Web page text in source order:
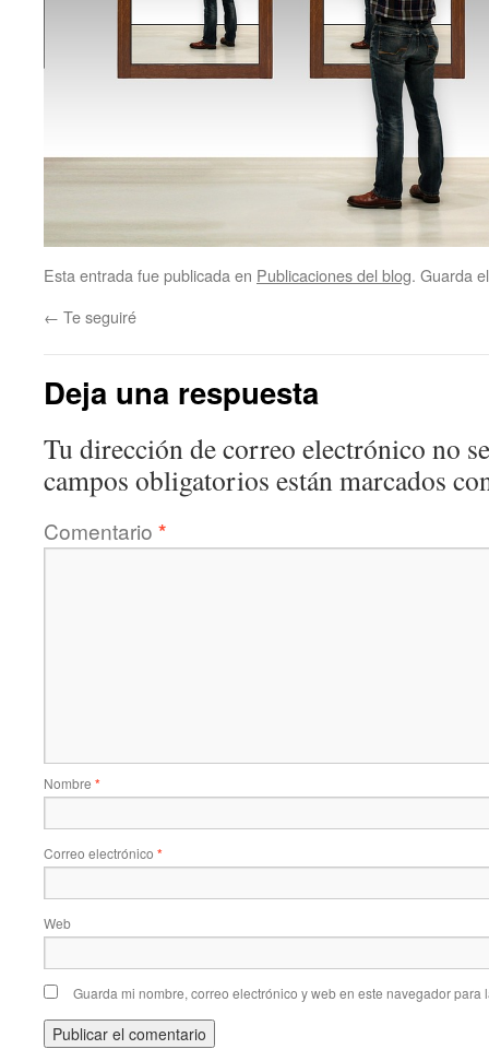
Esta entrada fue publicada en Publicaciones del blog. Guarda
← Te seguiré
Deja una respuesta
Tu dirección de correo electrónico no
campos obligatorios están marcados
Comentario *
Nombre *
Correo electrónico *
Web
Guarda mi nombre, correo electrónico y web en este navegador para